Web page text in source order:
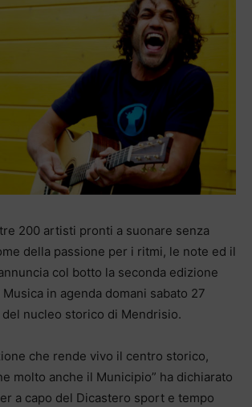
200 artisti pronti a suonare senza
della passione per i ritmi, le note ed il
col botto la seconda edizione
in agenda domani sabato 27
nucleo storico di Mendrisio.
che rende vivo il centro storico,
molto anche il Municipio” ha dichiarato
a capo del Dicastero sport e tempo